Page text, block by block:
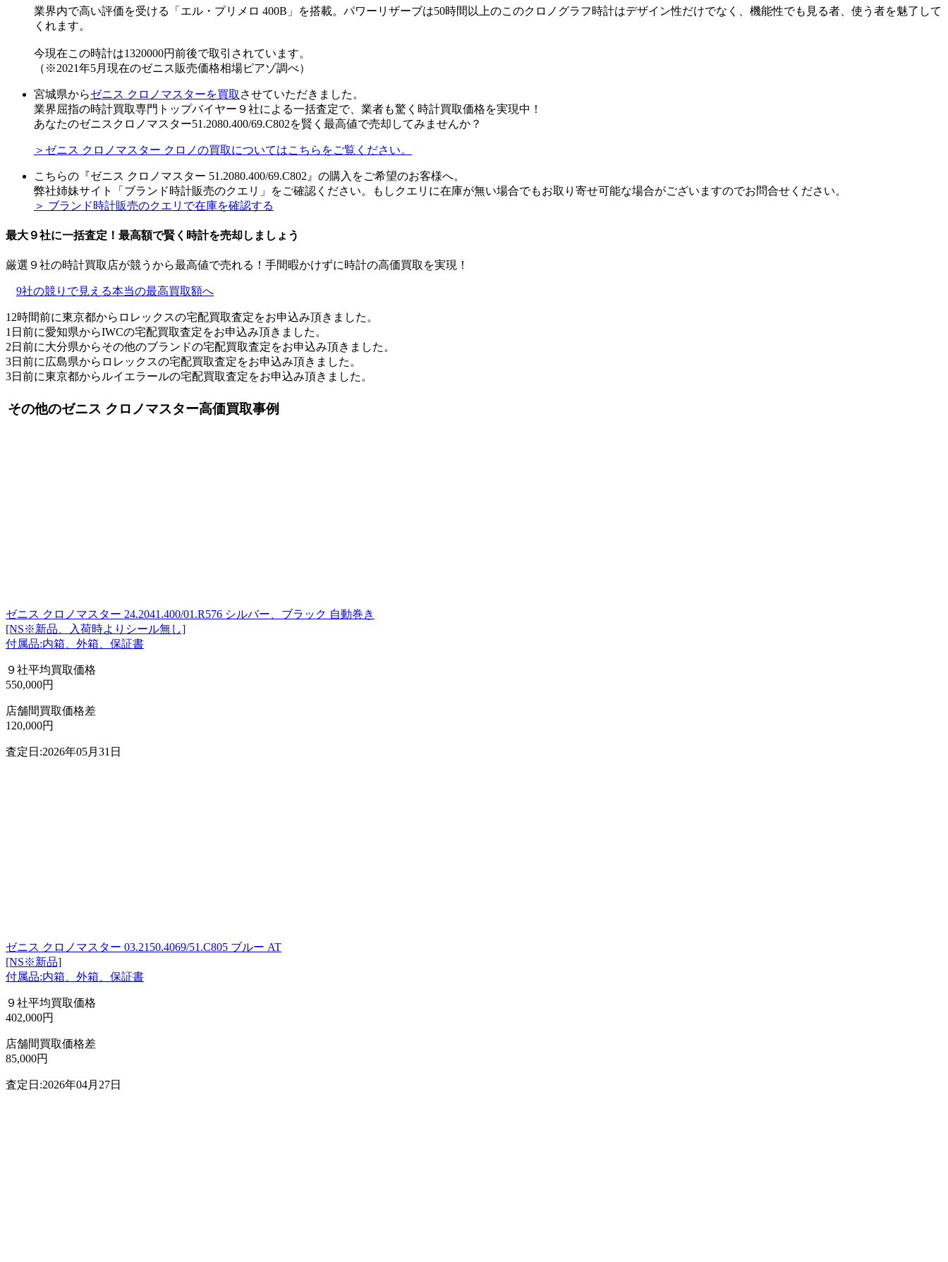
業界内で高い評価を受ける「エル・プリメロ 400B」を搭載。パワーリザーブは50時間以上のこのクロノグラフ時計はデザイン性だけでなく、機能性でも見る者、使う者を魅了して
くれます。
今現在この時計は1320000円前後で取引されています。
（※2021年5月現在のゼニス販売価格相場ピアゾ調べ）
宮城県からゼニス クロノマスターを買取 させていただきました。
業界屈指の時計買取専門トップバイヤー９社による一括査定で、業者も驚く時計買取価格を実現中！
あなたのゼニスクロノマスター51.2080.400/69.C802を賢く最高値で売却してみませんか？
＞ゼニス クロノマスター クロノの買取についてはこちらをご覧ください。
こちらの『ゼニス クロノマスター 51.2080.400/69.C802』の購入をご希望のお客様へ。
弊社姉妹サイト「ブランド時計販売のクエリ」をご確認ください。もしクエリに在庫が無い場合でもお取り寄せ可能な場合がございますのでお問合せください。
＞ ブランド時計販売のクエリで在庫を確認する
最大９社に一括査定！ 最高額で賢く時計を売却しましょう
厳選９社の時計買取店が競うから最高値で売れる！手間暇かけずに時計の高価買取を実現！
9社の競りで見える本当の最高買取額へ
12時間前に東京都からロレックスの宅配買取査定をお申込み頂きました。
1日前に愛知県からIWCの宅配買取査定をお申込み頂きました。
2日前に大分県からその他のブランドの宅配買取査定をお申込み頂きました。
3日前に広島県からロレックスの宅配買取査定をお申込み頂きました。
3日前に東京都からルイエラールの宅配買取査定をお申込み頂きました。
その他のゼニス クロノマスター高価買取事例
ゼニス クロノマスター 24.2041.400/01.R576 シルバー、ブラック 自動巻き
[NS※新品、入荷時よりシール無し]
付属品:内箱、外箱、保証書
９社平均買取価格
550,000円
店舗間買取価格差
120,000円
査定日:2026年05月31日
ゼニス クロノマスター 03.2150.4069/51.C805 ブルー AT
[NS※新品]
付属品:内箱、外箱、保証書
９社平均買取価格
402,000円
店舗間買取価格差
85,000円
査定日:2026年04月27日